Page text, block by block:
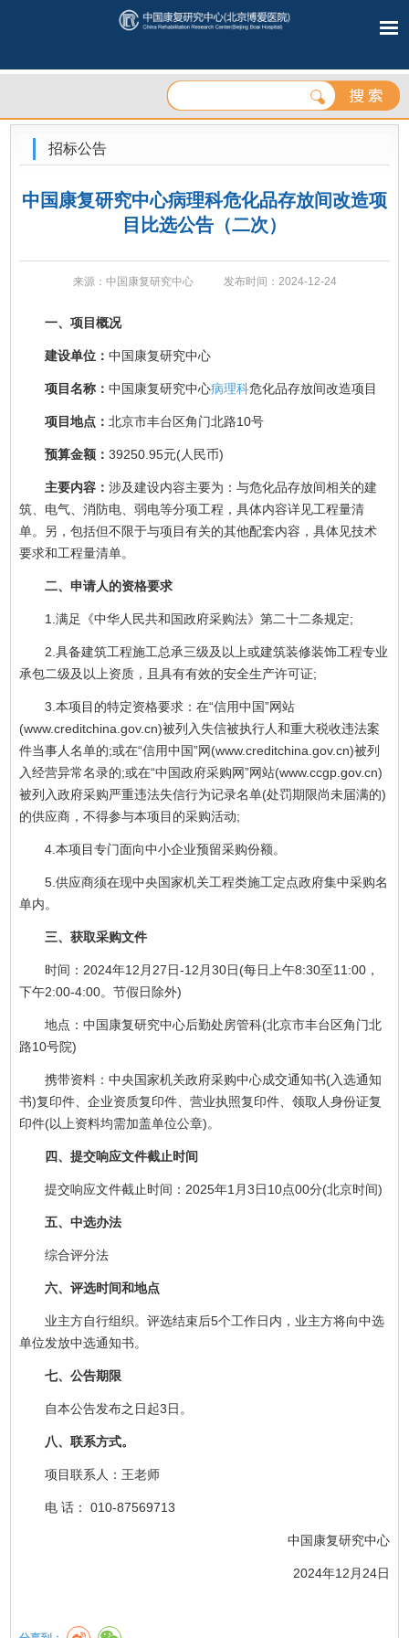
招标公告
中国康复研究中心病理科危化品存放间改造项
目比选公告（二次）
来源：中国康复研究中心 发布时间：2024-12-24
一、项目概况
建设单位：中国康复研究中心
项目名称：中国康复研究中心病理科危化品存放间改造项目
项目地点：北京市丰台区角门北路10号
预算金额：39250.95元(人民币)
主要内容：涉及建设内容主要为：与危化品存放间相关的建
筑、电气、消防电、弱电等分项工程，具体内容详见工程量清
单。另，包括但不限于与项目有关的其他配套内容，具体见技术
要求和工程量清单。
二、申请人的资格要求
1.满足《中华人民共和国政府采购法》第二十二条规定;
2.具备建筑工程施工总承三级及以上或建筑装修装饰工程专业
承包二级及以上资质，且具有有效的安全生产许可证;
3.本项目的特定资格要求：在“信用中国”网站
(www.creditchina.gov.cn)被列入失信被执行人和重大税收违法案
件当事人名单的;或在“信用中国”网(www.creditchina.gov.cn)被列
入经营异常名录的;或在“中国政府采购网”网站(www.ccgp.gov.cn)
被列入政府采购严重违法失信行为记录名单(处罚期限尚未届满的)
的供应商，不得参与本项目的采购活动;
4.本项目专门面向中小企业预留采购份额。
5.供应商须在现中央国家机关工程类施工定点政府集中采购名
单内。
三、获取采购文件
时间：2024年12月27日-12月30日(每日上午8:30至11:00，
下午2:00-4:00。节假日除外)
地点：中国康复研究中心后勤处房管科(北京市丰台区角门北
路10号院)
携带资料：中央国家机关政府采购中心成交通知书(入选通知
书)复印件、企业资质复印件、营业执照复印件、领取人身份证复
印件(以上资料均需加盖单位公章)。
四、提交响应文件截止时间
提交响应文件截止时间：2025年1月3日10点00分(北京时间)
五、中选办法
综合评分法
六、评选时间和地点
业主方自行组织。评选结束后5个工作日内，业主方将向中选
单位发放中选通知书。
七、公告期限
自本公告发布之日起3日。
八、联系方式。
项目联系人：王老师
电 话： 010-87569713
中国康复研究中心
2024年12月24日